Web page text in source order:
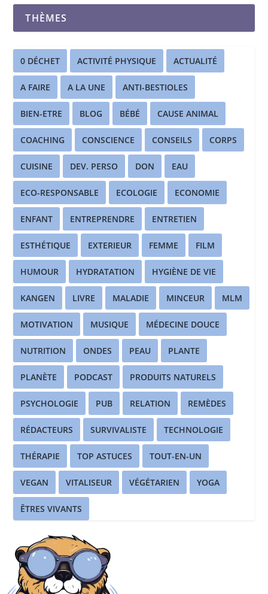
THÈMES
0 DÉCHET ACTIVITÉ PHYSIQUE ACTUALITÉ
A FAIRE A LA UNE ANTI-BESTIOLES
BIEN-ETRE BLOG BÉBÉ CAUSE ANIMAL
COACHING CONSCIENCE CONSEILS CORPS
CUISINE DEV. PERSO DON EAU
ECO-RESPONSABLE ECOLOGIE ECONOMIE
ENFANT ENTREPRENDRE ENTRETIEN
ESTHÉTIQUE EXTERIEUR FEMME FILM
HUMOUR HYDRATATION HYGIÈNE DE VIE
KANGEN LIVRE MALADIE MINCEUR MLM
MOTIVATION MUSIQUE MÉDECINE DOUCE
NUTRITION ONDES PEAU PLANTE
PLANÈTE PODCAST PRODUITS NATURELS
PSYCHOLOGIE PUB RELATION REMÈDES
RÉDACTEURS SURVIVALISTE TECHNOLOGIE
THÉRAPIE TOP ASTUCES TOUT-EN-UN
VEGAN VITALISEUR VÉGÉTARIEN YOGA
ÊTRES VIVANTS